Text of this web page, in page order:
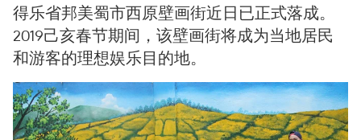
得乐省邦美蜀市西原壁画街近日已正式落成。
2019己亥春节期间，该壁画街将成为当地居民
和游客的理想娱乐目的地。